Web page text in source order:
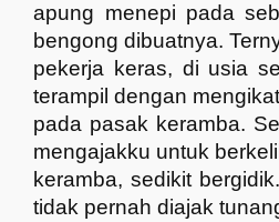
apung menepi pada
bengong dibuatnya.
pekerja keras, di usia
terampil dengan
pada pasak keramba.
mengajakku untuk
keramba, sedikit
tidak pernah diajak